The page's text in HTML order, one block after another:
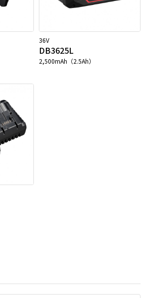
36V
DB3625L
2,500mAh（2.5Ah）